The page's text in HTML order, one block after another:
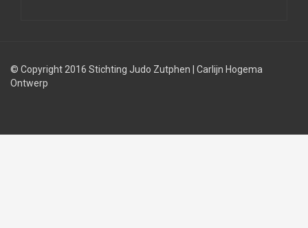
© Copyright 2016 Stichting Judo Zutphen
Carlijn Hogema
Ontwerp